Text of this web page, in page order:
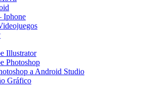
Iphone
Illustrator
Photoshop
a Android Studio
Gráfico